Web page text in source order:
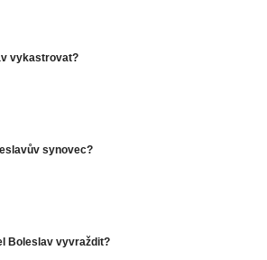
vykastrovat?
synovec?
Boleslav vyvraždit?